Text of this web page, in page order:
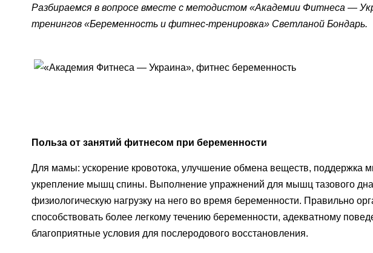
Разбираемся в вопросе вместе с методистом «Академии Фитнеса —
тренингов «Беременность и фитнес-тренировка» Светланой Бондарь.
Польза от занятий фитнесом при беременности
Для мамы: ускорение кровотока, улучшение обмена веществ, поддержка
укрепление мышц спины. Выполнение упражнений для мышц тазового дна
физиологическую нагрузку на него во время беременности. Правильно
способствовать более легкому течению беременности, адекватному
благоприятные условия для послеродового восстановления.